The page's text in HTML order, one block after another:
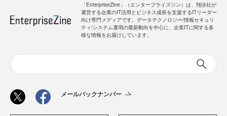
「EnterpriseZine」（エンタープライズジン）は、翔泳社が
運営する企業のIT活用とビジネス成長を支援するITリーダー
向け専門メディアです。データテクノロジー/情報セキュリ
ティ/システム運用の最新動向を中心に、企業ITに関する多
様な情報をお届けしています。
メールバックナンバー